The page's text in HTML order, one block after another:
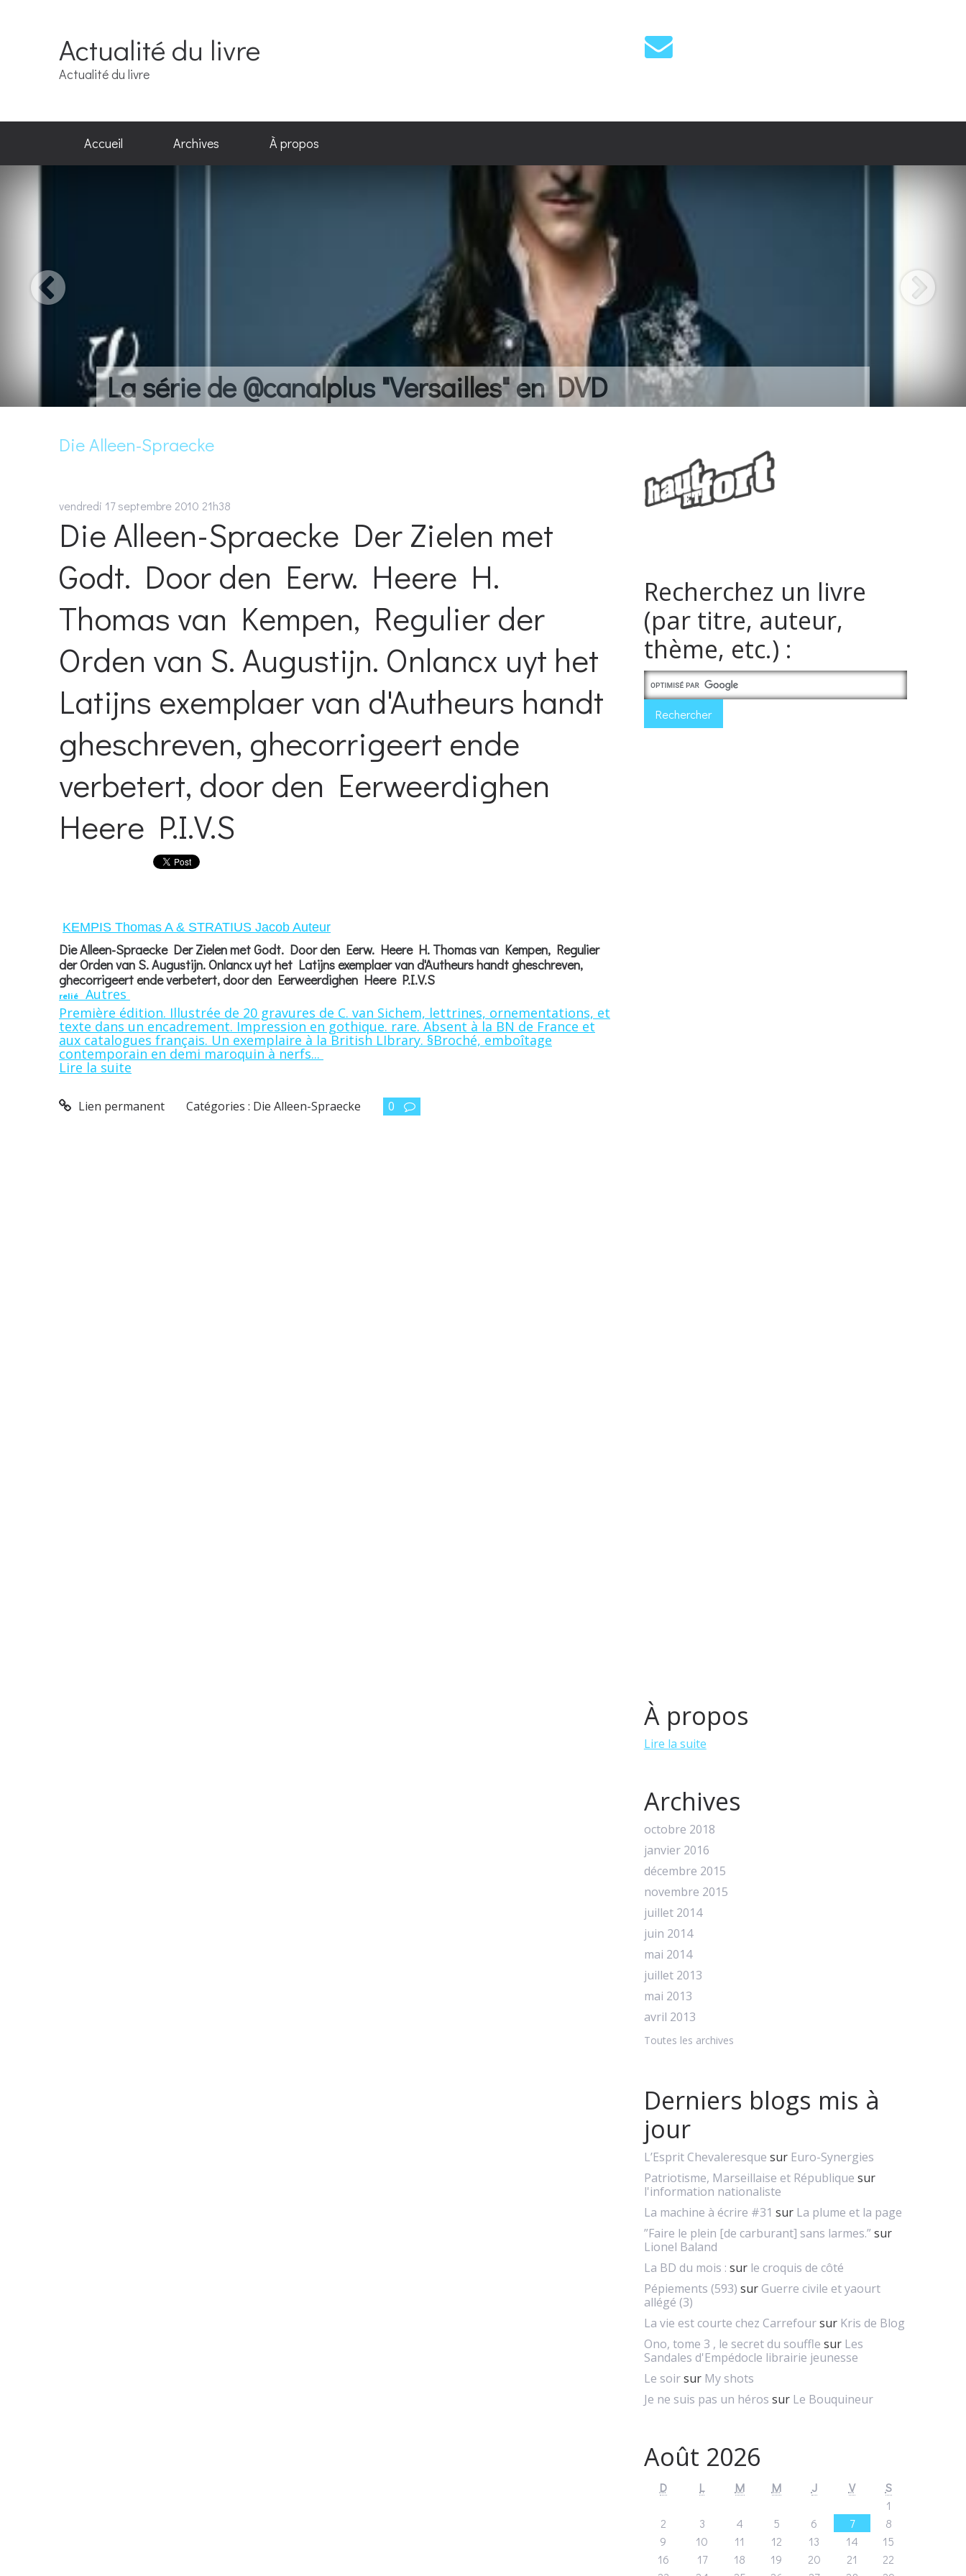
Actualité du livre
Actualité du livre
Accueil Archives À propos
La série de @canalplus "Versailles" en DVD
Die Alleen-Spraecke
vendredi 17 septembre 2010 21h38
Die Alleen-Spraecke Der Zielen met
Godt. Door den Eerw. Heere H.
Thomas van Kempen, Regulier der
Orden van S. Augustijn. Onlancx uyt het
Latijns exemplaer van d'Autheurs handt
gheschreven, ghecorrigeert ende
verbetert, door den Eerweerdighen
Heere P.I.V.S
KEMPIS Thomas A & STRATIUS Jacob Auteur
Die Alleen-Spraecke Der Zielen met Godt. Door den Eerw. Heere H. Thomas van Kempen, Regulier
der Orden van S. Augustijn. Onlancx uyt het Latijns exemplaer van d'Autheurs handt gheschreven,
ghecorrigeert ende verbetert, door den Eerweerdighen Heere P.I.V.S
relié
Autres
Première édition. Illustrée de 20 gravures de C. van Sichem, lettrines, ornementations, et
texte dans un encadrement. Impression en gothique. rare. Absent à la BN de France et
aux catalogues français. Un exemplaire à la British LIbrary. §Broché, emboîtage
contemporain en demi maroquin à nerfs...
Lire la suite
Lien permanent Catégories : Die Alleen-Spraecke 0
Recherchez un livre
(par titre, auteur,
thème, etc.) :
À propos
Lire la suite
Archives
octobre 2018
janvier 2016
décembre 2015
novembre 2015
juillet 2014
juin 2014
mai 2014
juillet 2013
mai 2013
avril 2013
Toutes les archives
Derniers blogs mis à
jour
L’Esprit Chevaleresque sur Euro-Synergies
Patriotisme, Marseillaise et République sur
l'information nationaliste
La machine à écrire #31 sur La plume et la page
”Faire le plein [de carburant] sans larmes.”sur
Lionel Baland
La BD du mois : sur le croquis de côté
Pépiements (593) sur Guerre civile et yaourt
allégé (3)
La vie est courte chez Carrefoursur Kris de Blog
Ono, tome 3 , le secret du souffle sur Les
Sandales d'Empédocle librairie jeunesse
Le soirsur My shots
Je ne suis pas un héros sur Le Bouquineur
Août 2026
D L M M J V
S
1
2
3 4 5 6 7
8
9
10 11 12 13 14
15
16
17 18 19 20 21
22